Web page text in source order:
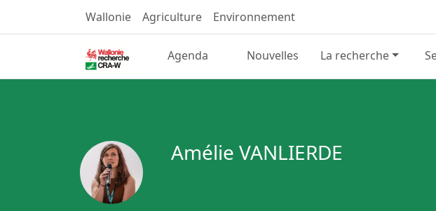
Wallonie Agriculture Environnement
Agenda Nouvelles La recherche
Amélie VANLIERDE